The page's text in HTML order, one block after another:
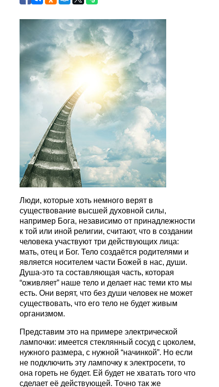
Люди, которые хоть немного верят в
существование высшей духовной силы,
например Бога, независимо от принадлежности
к той или иной религии, считают, что в создании
человека участвуют три действующих лица:
мать, отец и Бог. Тело создаётся родителями и
является носителем части Божей в нас, души.
Душа-это та составляющая часть, которая
“оживляет” наше тело и делает нас теми кто мы
есть. Они верят, что без души человек не может
существовать, что его тело не будет живым
организмом.
Представим это на примере электрической
лампочки: имеется стеклянный сосуд с цоколем,
нужного размера, с нужной “начинкой”. Но если
не подключить эту лампочку к электросети, то
она гореть не будет. Ей будет не хватать того что
сделает её действующей. Точно так же